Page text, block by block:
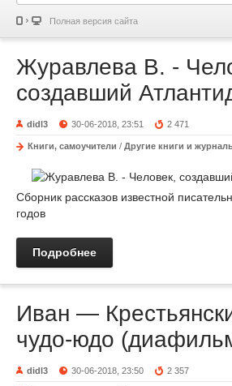
Полная версия сайта
Журавлева В. -
создавший
didl3 30-06-2018, 23:51 2 471
Книги, самоучители / Другие книги и
Сборник рассказов известной
годов
Подробнее
Иван —
чудо-юдо
didl3 30-06-2018, 23:50 2 357